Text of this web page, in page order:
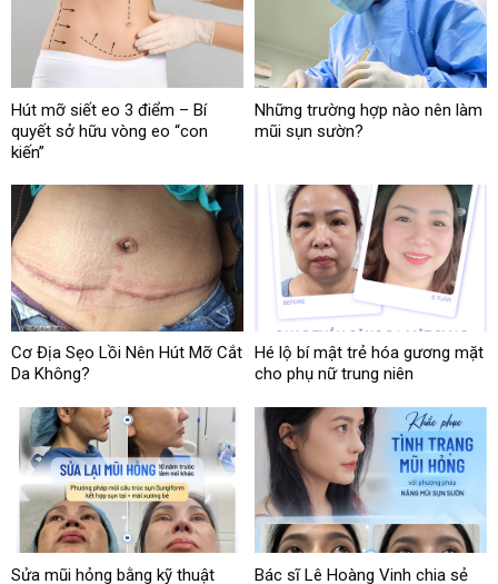
Hút mỡ siết eo 3 điểm – Bí
quyết sở hữu vòng eo “con
kiến”
Những trường hợp nào nên làm
mũi sụn sườn?
Cơ Địa Sẹo Lồi Nên Hút Mỡ Cắt
Da Không?
Hé lộ bí mật trẻ hóa gương mặt
cho phụ nữ trung niên
Sửa mũi hỏng bằng kỹ thuật
Bác sĩ Lê Hoàng Vinh chia sẻ